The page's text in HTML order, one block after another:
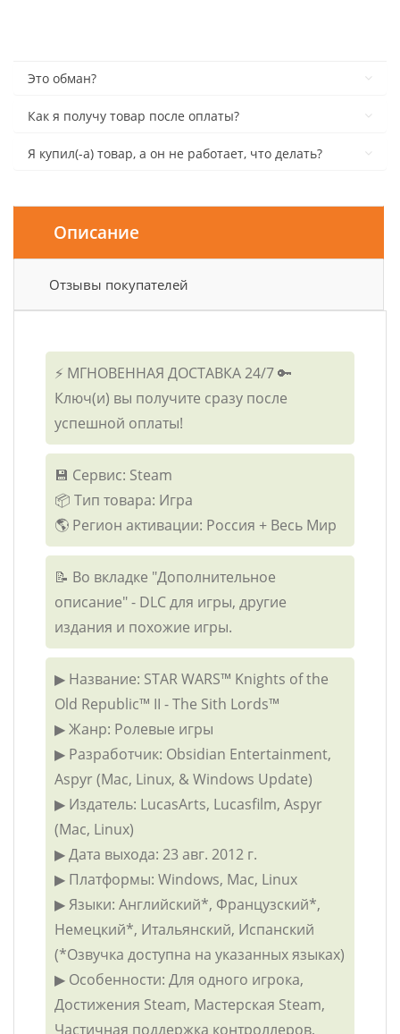
Это обман?
Как я получу товар после оплаты?
Я купил(-а) товар, а он не работает, что делать?
Описание
Отзывы покупателей
⚡ МГНОВЕННАЯ ДОСТАВКА 24/7 🔑
Ключ(и) вы получите сразу после
успешной оплаты!
💾 Сервис: Steam
📦 Тип товара: Игра
🌎 Регион активации: Россия + Весь Мир
📝 Во вкладке "Дополнительное
описание" - DLC для игры, другие
издания и похожие игры.
▶ Название: STAR WARS™ Knights of the
Old Republic™ II - The Sith Lords™
▶ Жанр: Ролевые игры
▶ Разработчик: Obsidian Entertainment,
Aspyr (Mac, Linux, & Windows Update)
▶ Издатель: LucasArts, Lucasfilm, Aspyr
(Mac, Linux)
▶ Дата выхода: 23 авг. 2012 г.
▶ Платформы: Windows, Mac, Linux
▶ Языки: Английский*, Французский*,
Немецкий*, Итальянский, Испанский
(*Озвучка доступна на указанных языках)
▶ Особенности: Для одного игрока,
Достижения Steam, Мастерская Steam,
Частичная поддержка контроллеров,